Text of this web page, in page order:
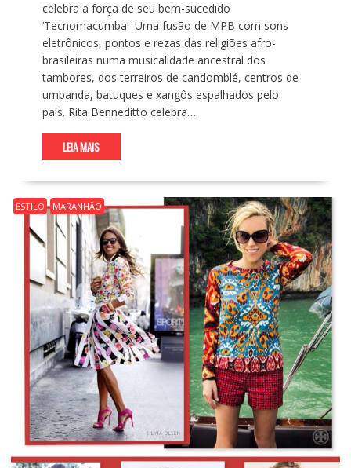
celebra a força de seu bem-sucedido
‘Tecnomacumba’ Uma fusão de MPB com sons
eletrônicos, pontos e rezas das religiões afro-
brasileiras numa musicalidade ancestral dos
tambores, dos terreiros de candomblé, centros de
umbanda, batuques e xangôs espalhados pelo
país. Rita Benneditto celebra…
LEIA MAIS
ESTILO MARANHÃO